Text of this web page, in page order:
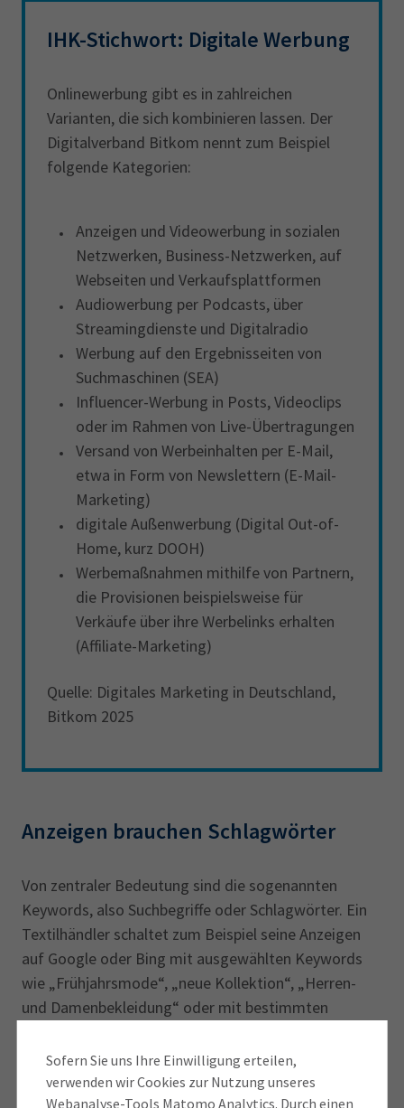
Sofern Sie uns Ihre Einwilligung erteilen,
verwenden wir Cookies zur Nutzung unseres
Webanalyse-Tools Matomo Analytics. Durch einen
IHK-Stichwort: Digitale Werbung
Onlinewerbung gibt es in zahlreichen
Varianten, die sich kombinieren lassen. Der
Digitalverband Bitkom nennt zum Beispiel
folgende Kategorien:
Anzeigen und Videowerbung in sozialen
Netzwerken, Business-Netzwerken, auf
Webseiten und Verkaufsplattformen
Audiowerbung per Podcasts, über
Streamingdienste und Digitalradio
Werbung auf den Ergebnisseiten von
Suchmaschinen (SEA)
Influencer-Werbung in Posts, Videoclips
oder im Rahmen von Live-Übertragungen
Versand von Werbeinhalten per E-Mail,
etwa in Form von Newslettern (E-Mail-
Marketing)
digitale Außenwerbung (Digital Out-of-
Home, kurz DOOH)
Werbemaßnahmen mithilfe von Partnern,
die Provisionen beispielsweise für
Verkäufe über ihre Werbelinks erhalten
(Affiliate-Marketing)
Quelle: Digitales Marketing in Deutschland,
Bitkom 2025
Anzeigen brauchen Schlagwörter
Von zentraler Bedeutung sind die sogenannten
Keywords, also Suchbegriffe oder Schlagwörter. Ein
Textilhändler schaltet zum Beispiel seine Anzeigen
auf Google oder Bing mit ausgewählten Keywords
wie „Frühjahrsmode“, „neue Kollektion“, „Herren-
und Damenbekleidung“ oder mit bestimmten
erhält auf der Ergebnisseite die dazu passenden
Werbeanzeigen – und ist somit nur noch einen Klick